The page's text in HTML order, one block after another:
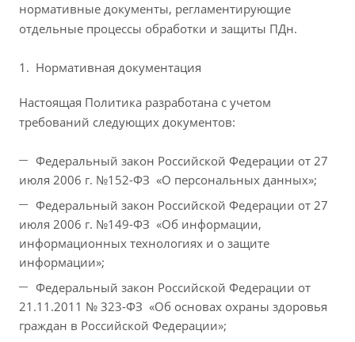
нормативные документы, регламентирующие
отдельные процессы обработки и защиты ПДн.
Нормативная документация
Настоящая Политика разработана с учетом
требований следующих документов:
Федеральный закон Российской Федерации от 27
июля 2006 г. №152-ФЗ «О персональных данных»;
Федеральный закон Российской Федерации от 27
июля 2006 г. №149-ФЗ «Об информации,
информационных технологиях и о защите
информации»;
Федеральный закон Российской Федерации от
21.11.2011 № 323-ФЗ «Об основах охраны здоровья
граждан в Российской Федерации»;